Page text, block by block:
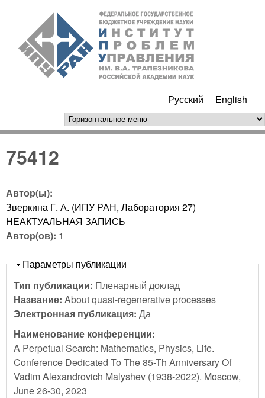
Перейти к основному
содержанию
РАН
Русский English
горизонтальное меню
75412
Автор(ы):
Зверкина Г. А. (ИПУ РАН, Лаборатория 27)
НЕАКТУАЛЬНАЯ ЗАПИСЬ
Автор(ов): 1
Скрыть
Параметры публикации
Тип публикации: Пленарный доклад
Название: About quasi-regenerative processes
Электронная публикация: Да
Наименование конференции:
A Perpetual Search: Mathematics, Physics, Life.
Conference Dedicated To The 85-Th Anniversary Of
Vadim Alexandrovich Malyshev (1938-2022). Moscow,
June 26-30, 2023